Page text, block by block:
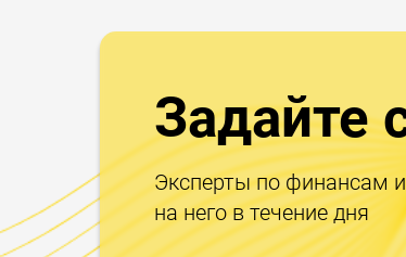
Задайте
Эксперты по финансам
на него в течение дня